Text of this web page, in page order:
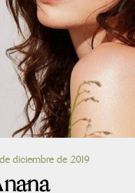
diciembre de 2019